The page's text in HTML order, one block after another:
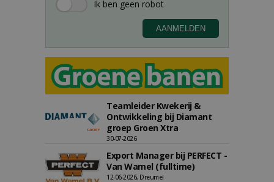
Teamleider Kwekerij &
Ontwikkeling bij Diamant
groep Groen Xtra
30-07-2026
Export Manager bij PERFECT -
Van Wamel (fulltime)
12-06-2026, Dreumel